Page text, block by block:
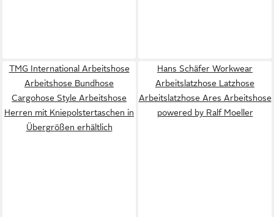
TMG International Arbeitshose
Arbeitshose Bundhose
Cargohose Style Arbeitshose
Herren mit Kniepolstertaschen in
Übergrößen erhältlich
Hans Schäfer Workwear
Arbeitslatzhose Latzhose
Arbeitslatzhose Ares Arbeitshose
powered by Ralf Moeller